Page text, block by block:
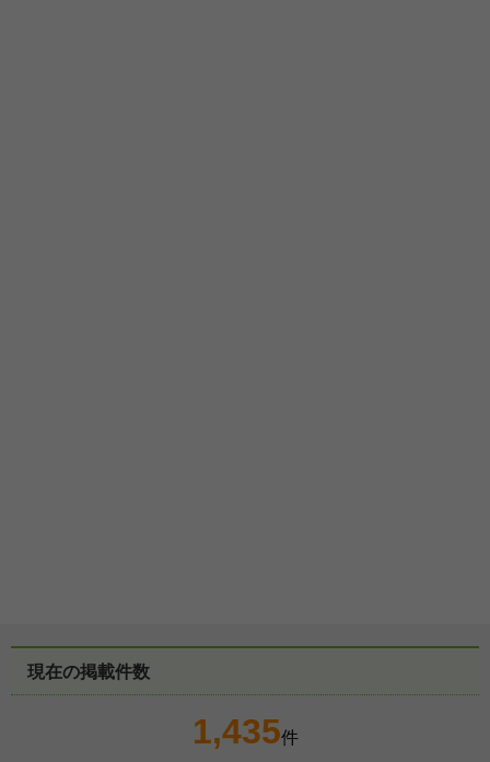
現在の掲載件数
1,435件